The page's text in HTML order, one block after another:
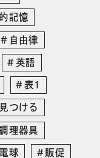
記憶
自由律
英語
表1
見つける
理器具
球 販促